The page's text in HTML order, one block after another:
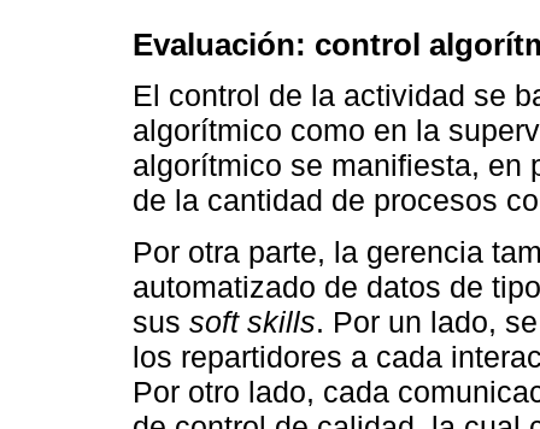
Evaluación: control
El control de la actividad se
algorítmico como en la
algorítmico se manifiesta, en
de la cantidad de procesos
Por otra parte, la gerencia
automatizado de datos de
sus soft skills. Por un lado,
los repartidores a cada
Por otro lado, cada